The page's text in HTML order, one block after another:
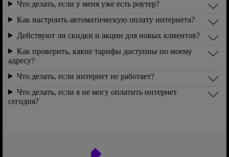
Что делать, если у меня уже есть роутер?
Как настроить автоматическую оплату интернета?
Действуют ли скидки и акции для новых клиентов?
Как проверить, какие тарифы доступны по моему
адресу?
Что делать, если интернет не работает?
Что делать, если я не могу оплатить интернет
сегодня?